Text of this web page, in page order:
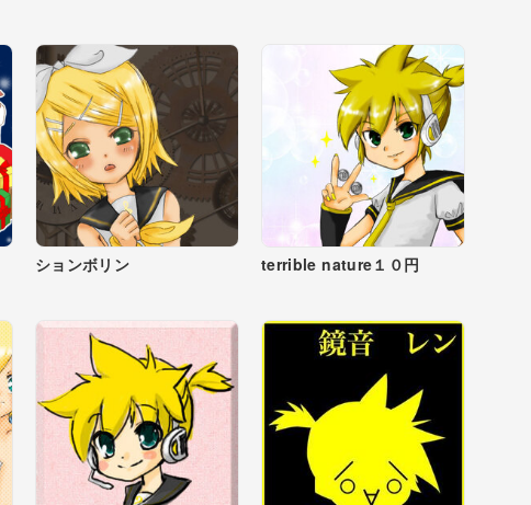
ションボリン terrible nature１０円